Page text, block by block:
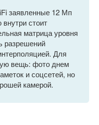
заявленные 12 Мп
стоит
матрица уровня
разрешений
Для
вещь: фото днем
и соцсетей, но
камерой.